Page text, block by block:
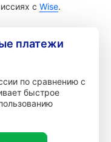
с Wise.
платежи
по сравнению с
быстрое